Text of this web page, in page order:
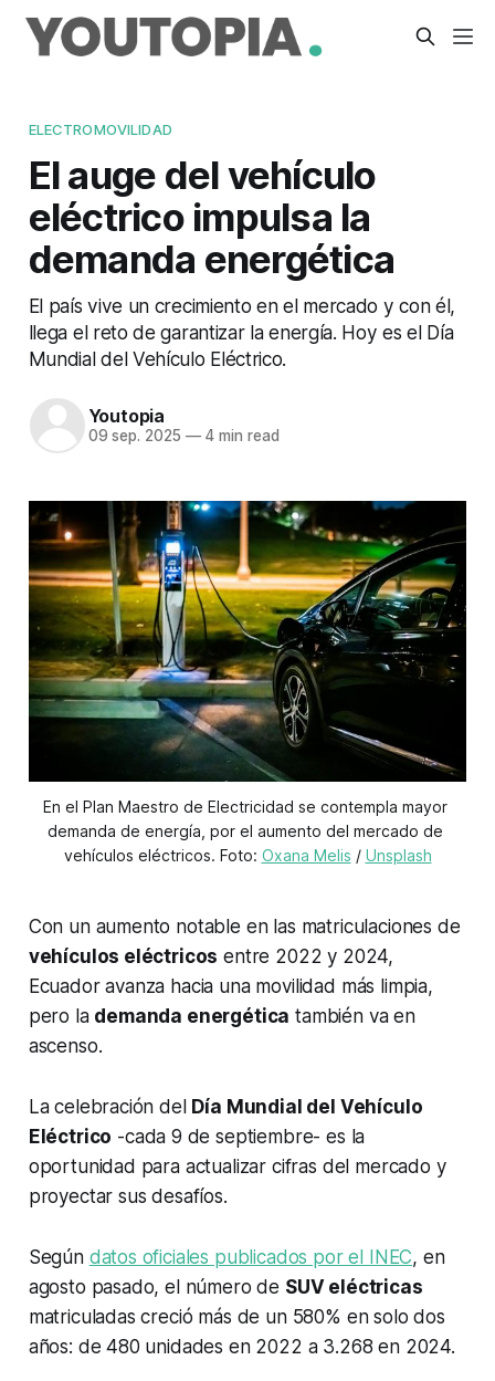
ELECTROMOVILIDAD
El auge del vehículo
eléctrico impulsa la
demanda energética
El país vive un crecimiento en el mercado y con él,
llega el reto de garantizar la energía. Hoy es el Día
Mundial del Vehículo Eléctrico.
Youtopia
09 sep. 2025 —4 min read
En el Plan Maestro de Electricidad se contempla mayor
demanda de energía, por el aumento del mercado de
vehículos eléctricos. Foto: Oxana Melis / Unsplash
Con un aumento notable en las matriculaciones de
vehículos eléctricos entre 2022 y 2024,
Ecuador avanza hacia una movilidad más limpia,
pero la demanda energética también va en
ascenso.
La celebración del Día Mundial del Vehículo
Eléctrico -cada 9 de septiembre- es la
oportunidad para actualizar cifras del mercado y
proyectar sus desafíos.
Según datos oficiales publicados por el INEC, en
agosto pasado, el número de SUV eléctricas
matriculadas creció más de un 580% en solo dos
años: de 480 unidades en 2022 a 3.268 en 2024.